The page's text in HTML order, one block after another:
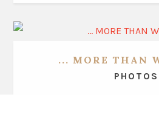
... MORE THAN
PHOTOS